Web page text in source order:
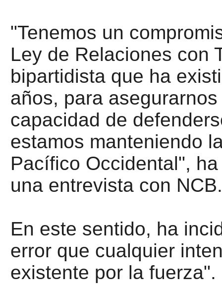
"Tenemos un
Ley de Relaciones con
bipartidista que ha
años, para
capacidad de
estamos manteniendo
Pacífico Occidental",
una entrevista con NCB.
En este sentido, ha
error que cualquier
existente por la fuerza".